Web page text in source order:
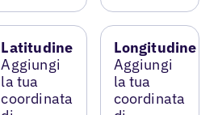
Latitudine
Aggiungi
la tua
coordinata
Longitudine
Aggiungi
la tua
coordinata